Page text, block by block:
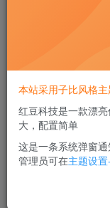
此内容为付费资源
您
抖店运营高阶课，
三频渠道共振，
本站采用子比风格主
红豆科技是一款漂
大，配置简单
这是一条系统弹窗
管理员可在主题设